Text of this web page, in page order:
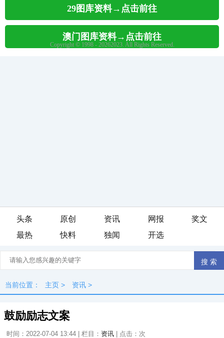
头条 原创 资讯 网报
奖文
最热
快料 独闻 开选
当前位置： 主页 > 资讯 >
鼓励励志文案
时间：2022-07-04 13:44 | 栏目： 资讯 | 点击： 次